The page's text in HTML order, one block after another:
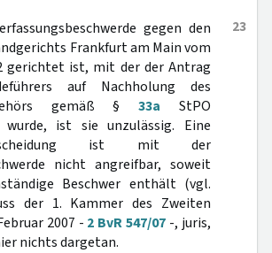
23
gegen den
Frankfurt am Main vom
gerichtet ist, mit der der Antrag
auf Nachholung des
gemäß §33a StPO
wurde, ist sie unzulässig. Eine
ist mit der
nicht angreifbar, soweit
Beschwer enthält (vgl.
der 1. Kammer des Zweiten
2007 - 2 BvR 547/07 -, juris,
nichts dargetan.